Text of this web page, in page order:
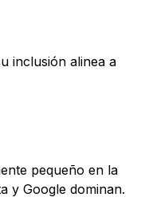
inclusión alinea a
pequeño en la
y Google dominan.